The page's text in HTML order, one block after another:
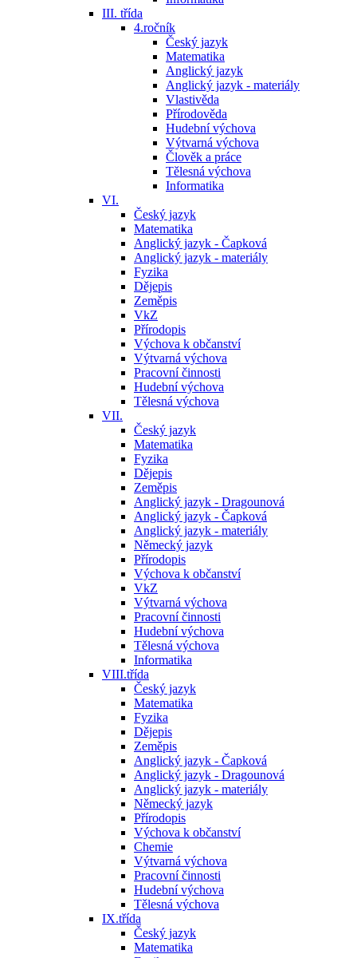
III. třída
4.ročník
Český jazyk
Matematika
Anglický jazyk
Anglický jazyk - materiály
Vlastivěda
Přírodověda
Hudební výchova
Výtvarná výchova
Člověk a práce
Tělesná výchova
Informatika
VI.
Český jazyk
Matematika
Anglický jazyk - Čapková
Anglický jazyk - materiály
Fyzika
Dějepis
Zeměpis
VkZ
Přírodopis
Výchova k občanství
Výtvarná výchova
Pracovní činnosti
Hudební výchova
Tělesná výchova
VII.
Český jazyk
Matematika
Fyzika
Dějepis
Zeměpis
Anglický jazyk - Dragounová
Anglický jazyk - Čapková
Anglický jazyk - materiály
Německý jazyk
Přírodopis
Výchova k občanství
VkZ
Výtvarná výchova
Pracovní činnosti
Hudební výchova
Tělesná výchova
Informatika
VIII.třída
Český jazyk
Matematika
Fyzika
Dějepis
Zeměpis
Anglický jazyk - Čapková
Anglický jazyk - Dragounová
Anglický jazyk - materiály
Německý jazyk
Přírodopis
Výchova k občanství
Chemie
Výtvarná výchova
Pracovní činnosti
Hudební výchova
Tělesná výchova
IX.třída
Český jazyk
Matematika